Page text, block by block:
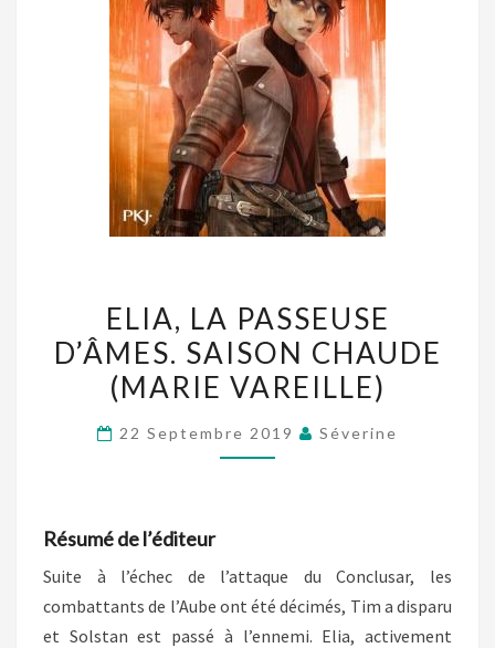
LA
PASSEUSE
D’ÂMES.
CHAUDE
ELIA, LA PASSEUSE
D’ÂMES. SAISON CHAUDE
(MARIE VAREILLE)
22 Septembre 2019 Séverine
Résumé de l’éditeur
Suite à l’échec de l’attaque du Conclusar, les
combattants de l’Aube ont été décimés, Tim a disparu
et Solstan est passé à l’ennemi. Elia, activement